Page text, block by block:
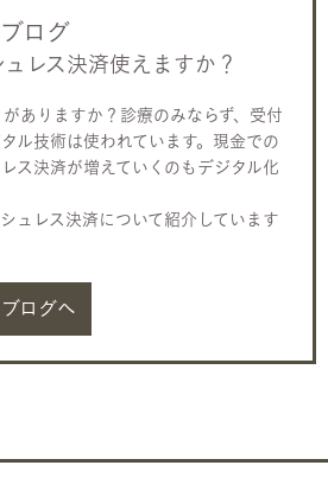
ログ
レス決済使えますか？
がありますか？診療のみならず、受付
ル技術は使われています。現金での
ス決済が増えていくのもデジタル化
ュレス決済について紹介しています
ログへ